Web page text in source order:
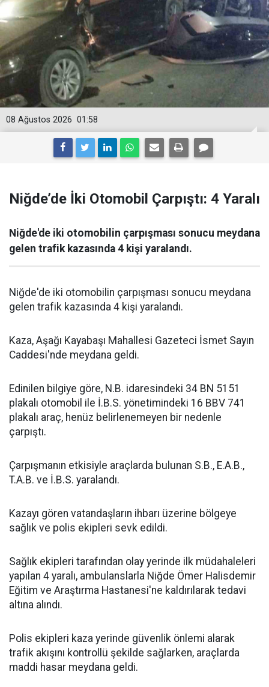
01:58
08 Ağustos 2026
Niğde’de İki Otomobil Çarpıştı: 4 Yaralı
Niğde'de iki otomobilin çarpışması sonucu meydana
gelen trafik kazasında 4 kişi yaralandı.
Niğde'de iki otomobilin çarpışması sonucu meydana
gelen trafik kazasında 4 kişi yaralandı.
Kaza, Aşağı Kayabaşı Mahallesi Gazeteci İsmet Sayın
Caddesi'nde meydana geldi.
Edinilen bilgiye göre, N.B. idaresindeki 34 BN 5151
plakalı otomobil ile İ.B.S. yönetimindeki 16 BBV 741
plakalı araç, henüz belirlenemeyen bir nedenle
çarpıştı.
Çarpışmanın etkisiyle araçlarda bulunan S.B., E.A.B.,
T.A.B. ve İ.B.S. yaralandı.
Kazayı gören vatandaşların ihbarı üzerine bölgeye
sağlık ve polis ekipleri sevk edildi.
Sağlık ekipleri tarafından olay yerinde ilk müdahaleleri
yapılan 4 yaralı, ambulanslarla Niğde Ömer Halisdemir
Eğitim ve Araştırma Hastanesi'ne kaldırılarak tedavi
altına alındı.
Polis ekipleri kaza yerinde güvenlik önlemi alarak
trafik akışını kontrollü şekilde sağlarken, araçlarda
maddi hasar meydana geldi.